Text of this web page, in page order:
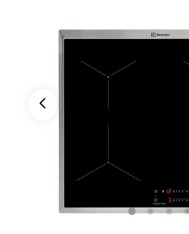
MALI GOSP. APARATI
KLIMA NAPRAVE
SESALNIKI
BELA TEHNIKA